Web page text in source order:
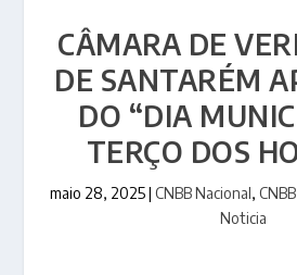
CÂMARA DE
DE SANTARÉM
DO “DIA
TERÇO DOS
maio 28, 2025| CNBB Nacional,
Noticia